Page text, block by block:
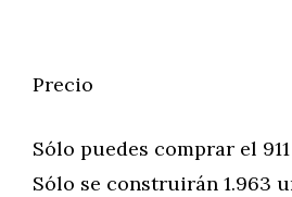
Precio
Sólo puedes comprar el
Sólo se construirán 1.963